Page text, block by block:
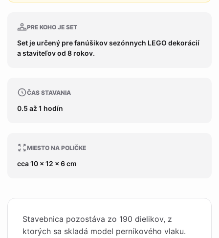
PRE KOHO JE SET
Set je určený pre fanúšikov sezónnych LEGO dekorácií
a staviteľov od 8 rokov.
ČAS STAVANIA
0.5 až 1 hodín
MIESTO NA POLIČKE
cca 10 x 12 x 6 cm
Stavebnica pozostáva zo 190 dielikov, z
ktorých sa skladá model perníkového vlaku.